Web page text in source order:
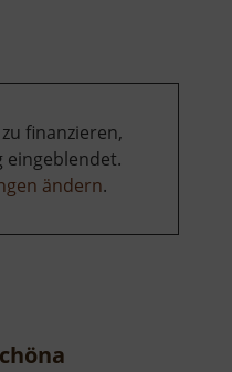
finanzieren,
eingeblendet.
ändern.